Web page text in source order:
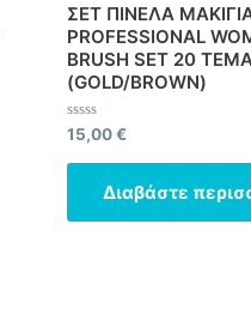
ΣΕΤ ΠΙΝΕΛΑ
PROFESSIONAL
BRUSH SET 20
(GOLD/BROWN)
Βαθμολογήθηκε
0
15,00€
Διαβάστε